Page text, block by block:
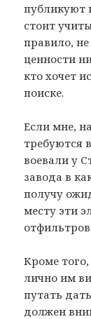
публикуют
стоит
правило,
ценности
кто хочет
поиске.
Если мне,
требуются
воевали у
завода в
получу
месту эти
Кроме
лично им
путать
должен